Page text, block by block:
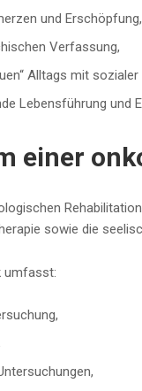
und Erschöpfung,
Verfassung,
Alltags mit sozialer
Lebensführung und
einer
sowie die
umfasst: